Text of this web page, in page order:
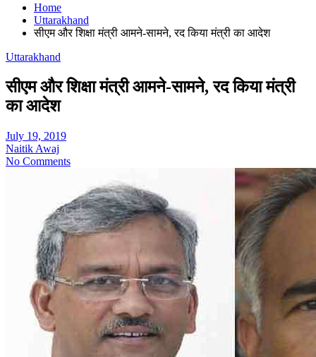
Home
Uttarakhand
सीएम और शिक्षा मंत्री आमने-सामने, रद किया मंत्री का आदेश
Uttarakhand
सीएम और शिक्षा मंत्री आमने-सामने, रद किया मंत्री
का आदेश
July 19, 2019
Naitik Awaj
No Comments